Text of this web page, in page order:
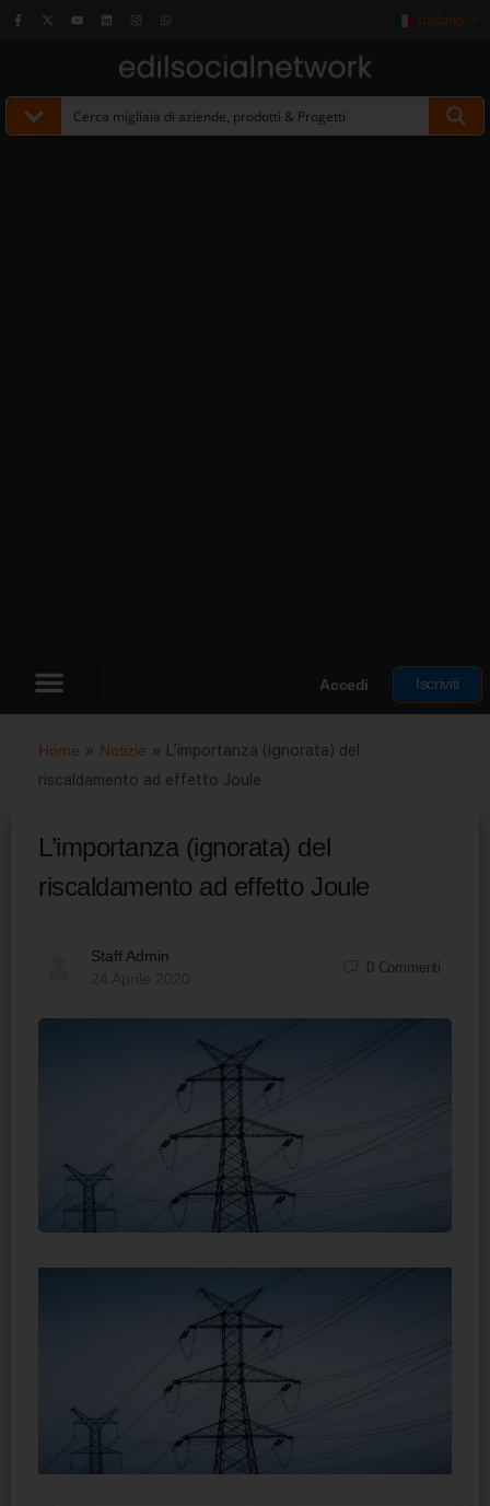
Italiano
Accedi Iscriviti
Home » Notizie »
L’importanza (ignorata) del
riscaldamento ad effetto Joule
L’importanza (ignorata) del
riscaldamento ad effetto Joule
Staff Admin
0 Commenti